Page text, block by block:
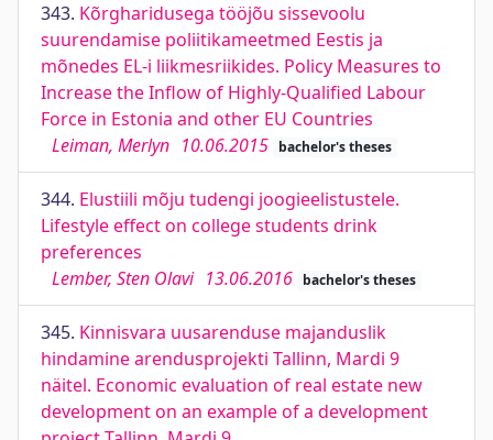
343. Kõrgharidusega tööjõu sissevoolu
suurendamise poliitikameetmed Eestis ja
mõnedes EL-i liikmesriikides. Policy Measures to
Increase the Inflow of Highly-Qualified Labour
Force in Estonia and other EU Countries
Leiman, Merlyn 10.06.2015 bachelor's theses
344. Elustiili mõju tudengi joogieelistustele.
Lifestyle effect on college students drink
preferences
Lember, Sten Olavi 13.06.2016 bachelor's theses
345. Kinnisvara uusarenduse majanduslik
hindamine arendusprojekti Tallinn, Mardi 9
näitel. Economic evaluation of real estate new
development on an example of a development